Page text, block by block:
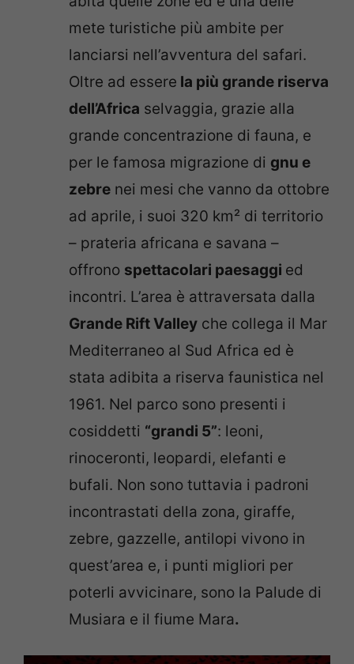
mete turistiche più ambite per
lanciarsi nell’avventura del safari.
Oltre ad essere la più grande riserva
dell’Africa selvaggia, grazie alla
grande concentrazione di fauna, e
per le famosa migrazione di gnu e
zebre nei mesi che vanno da ottobre
ad aprile, i suoi 320 km² di territorio
– prateria africana e savana –
offrono spettacolari paesaggi ed
incontri. L’area è attraversata dalla
Grande Rift Valley che collega il Mar
Mediterraneo al Sud Africa ed è
stata adibita a riserva faunistica nel
1961. Nel parco sono presenti i
cosiddetti “grandi 5”: leoni,
rinoceronti, leopardi, elefanti e
bufali. Non sono tuttavia i padroni
incontrastati della zona, giraffe,
zebre, gazzelle, antilopi vivono in
quest’area e, i punti migliori per
poterli avvicinare, sono la Palude di
Musiara e il fiume Mara.